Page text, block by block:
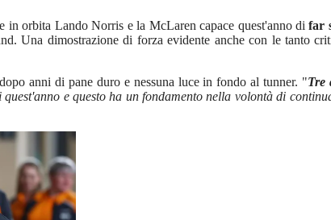
in orbita Lando Norris e la McLaren capace quest'anno difar
Una dimostrazione di forza evidente anche con le tanto
anni di pane duro e nessuna luce in fondo al tunner. "Tre
e questo ha un fondamento nella volontà di